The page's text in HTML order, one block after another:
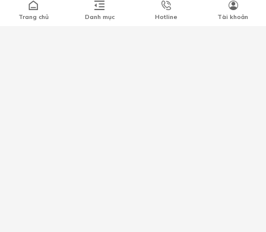
Số 66 Xã Đàn, Phường Phương Liên, Quận Đống Đa, Hà Nội
Trang chủ Danh mục Hotline Tài khoản